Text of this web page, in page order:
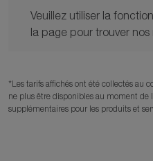
Veuillez utiliser la
la page pour trouver nos
*Les tarifs affichés ont été collectés au
ne plus être disponibles au moment de
supplémentaires pour les produits et